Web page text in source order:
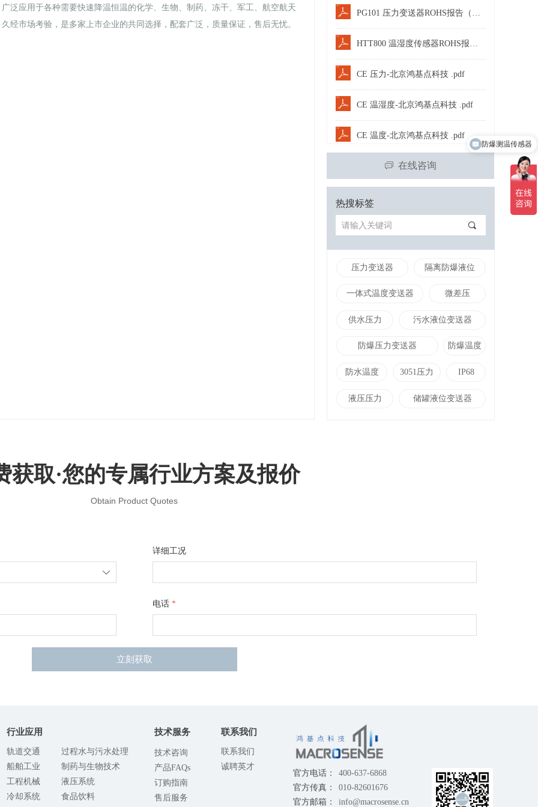
泛应用于各种需要快速降温恒温的化学、生物、制药、冻干、军工、航空航天
经市场考验，是多家上市企业的共同选择，配套广泛，质量保证，售后无忧。
PG101 压力变送器ROHS报告（中文版）.PDF
HTT800 温湿度传感器ROHS报告（中文版）.PDF
CE 压力-北京鸿基点科技 .pdf
CE 温湿度-北京鸿基点科技 .pdf
CE 温度-北京鸿基点科技 .pdf
ꀃ 在线咨询
热搜标签
끠
压力变送器 隔离防爆液位
一体式温度变送器 微差压
供水压力 污水液位变送器
防爆压力变送器 防爆温度
防水温度 3051压力 IP68
液压压力 储罐液位变送器
获取·您的专属行业方案及报价
Obtain Product Quotes
ꄳ
详细工况
电话 *
立刻获取
官方电话：
400-637-6868
官方传真：
010-82601676
官方邮箱：
info@macrosense.cn
行业应用 技术服务
联系我们
轨道交通
船舶工业
工程机械
冷却系统
技术咨询
产品FAQs
订购指南
售后服务
联系我们
诚聘英才
过程水与污水处理
制药与生物技术
液压系统
食品饮料
防爆测温传感器
防爆型压力变送器